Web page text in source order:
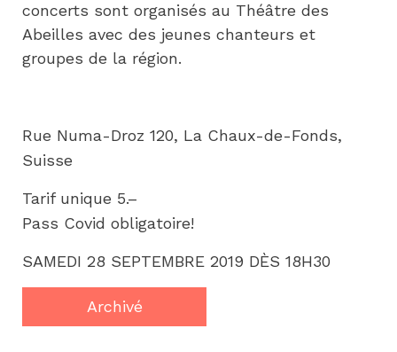
concerts sont organisés au Théâtre des
Abeilles avec des jeunes chanteurs et
groupes de la région.
SAMEDI 28 SEPTEMBRE 2019 DÈS 18H30
Tarif unique 5.–
Pass Covid obligatoire!
Rue Numa-Droz 120, La Chaux-de-Fonds,
Suisse
Archivé